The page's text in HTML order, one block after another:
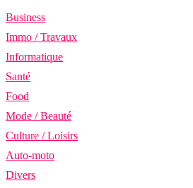
Business
Immo / Travaux
Informatique
Santé
Food
Mode / Beauté
Culture / Loisirs
Auto-moto
Divers